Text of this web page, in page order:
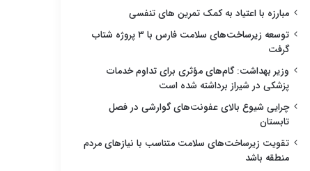
مبارزه با اعتیاد به کمک تمرین های تنفسی
توسعه زیرساخت‌های سلامت فارس با ۳ پروژه شتاب
گرفت
وزیر بهداشت: گام‌های مؤثری برای تداوم خدمات
پزشکی در شیراز برداشته شده است
چرایی شیوع بالای عفونت‌های گوارشی در فصل
تابستان
تقویت زیرساخت‌های سلامت متناسب با نیازهای مردم
منطقه باشد